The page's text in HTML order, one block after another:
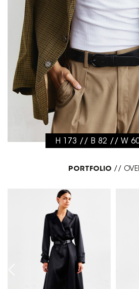
H 173 // B 82 // W
PORTFOLIO //